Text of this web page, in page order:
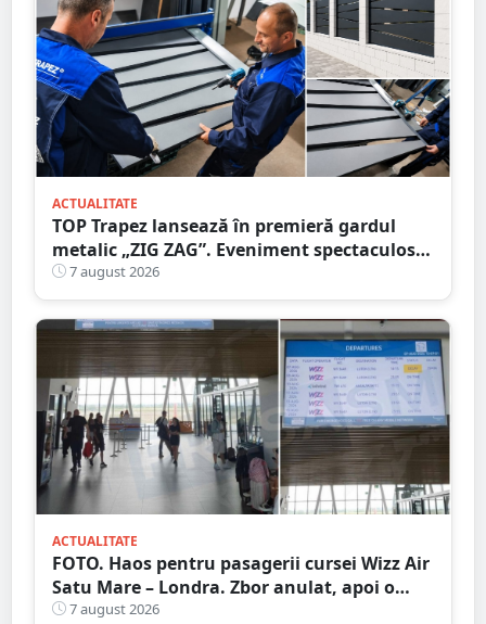
ACTUALITATE
TOP Trapez lansează în premieră gardul
metalic „ZIG ZAG”. Eveniment spectaculos
în Grădina Romei
7 august 2026
ACTUALITATE
FOTO. Haos pentru pasagerii cursei Wizz Air
Satu Mare – Londra. Zbor anulat, apoi o
nouă întârziere. Fără explicații clare
7 august 2026